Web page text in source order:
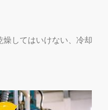
してはいけない、冷却